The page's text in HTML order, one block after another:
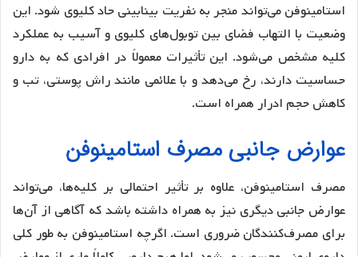
استامینوفن می‌تواند منجر به نفریت بینابینی حاد کلیوی شود. این
وضعیت با التهاب فضای بین توبول‌های کلیوی و آسیب به عملکرد
کلیه مشخص می‌شود. این تأثیرات معمولاً در افرادی که به دارو
حساسیت دارند، رخ می‌دهد و با علائمی مانند راش پوستی، تب و
کاهش حجم ادرار همراه است.
عوارض جانبی مصرف استامینوفن
مصرف استامینوفن، علاوه بر تأثیر احتمالی بر کلیه‌ها، می‌تواند
عوارض جانبی دیگری نیز به همراه داشته باشد که آگاهی از آن‌ها
برای مصرف‌کنندگان ضروری است. اگرچه استامینوفن به طور کلی